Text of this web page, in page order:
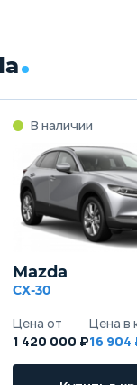
Mazda
CX-30
1 420 000 ₽16 904